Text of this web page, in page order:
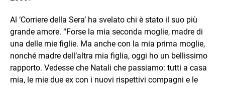
Al ‘Corriere della Sera’ ha svelato chi è stato il suo più
grande amore. “Forse la mia seconda moglie, madre di
una delle mie figlie. Ma anche con la mia prima moglie,
nonché madre dell’altra mia figlia, oggi ho un bellissimo
rapporto. Vedesse che Natali che passiamo: tutti a casa
mia, le mie due ex con i nuovi rispettivi compagni e le